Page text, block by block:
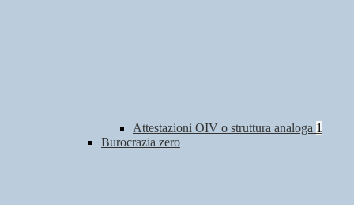
Attestazioni OIV o struttura analoga 1
Burocrazia zero